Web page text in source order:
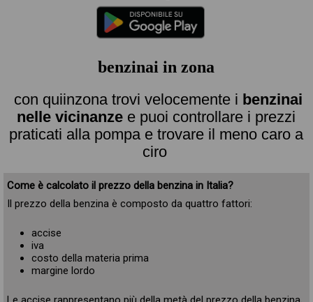
benzinai in zona
con quiinzona trovi velocemente i benzinai
nelle vicinanze e puoi controllare i prezzi
praticati alla pompa e trovare il meno caro a
ciro
Come è calcolato il prezzo della benzina in Italia?
Il prezzo della benzina è composto da quattro fattori:
accise
iva
costo della materia prima
margine lordo